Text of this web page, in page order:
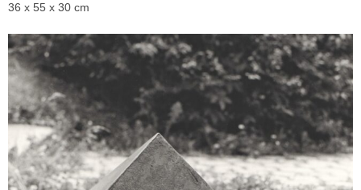
36 x 55 x 30 cm